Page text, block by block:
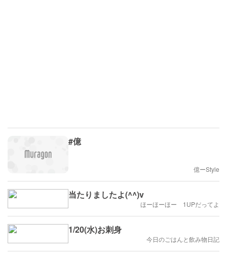
#億
億ーStyle
当たりましたよ(^^)v
ほーほーほー 1UPだってよ
1/20(水)お刺身
今日のごはんと飲み物日記